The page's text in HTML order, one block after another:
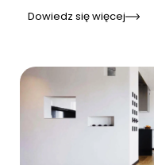
Dowiedz się więcej